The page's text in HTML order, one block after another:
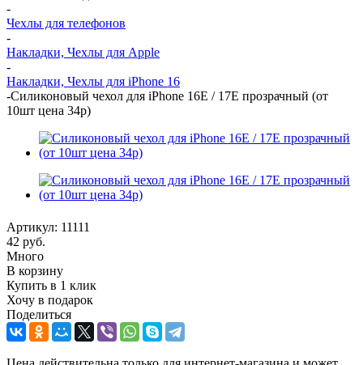
-
Чехлы для телефонов
-
Накладки, Чехлы для Apple
-
Накладки, Чехлы для iPhone 16
-Силиконовый чехол для iPhone 16E / 17E прозрачный (от
10шт цена 34р)
Артикул: 11111
42 руб.
Много
В корзину
Купить в 1 клик
Хочу в подарок
Поделиться